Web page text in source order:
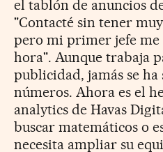
el tablón de anuncios
"Contacté sin tener
pero mi primer jefe me
hora". Aunque trabaja
publicidad, jamás se ha
números. Ahora es el
analytics de Havas
buscar matemáticos o
necesita ampliar su